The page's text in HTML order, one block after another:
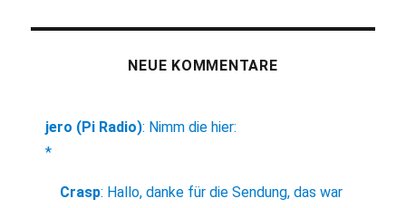
NEUE KOMMENTARE
jero (Pi Radio): Nimm die hier:
*
Crasp: Hallo, danke für die Sendung, das war